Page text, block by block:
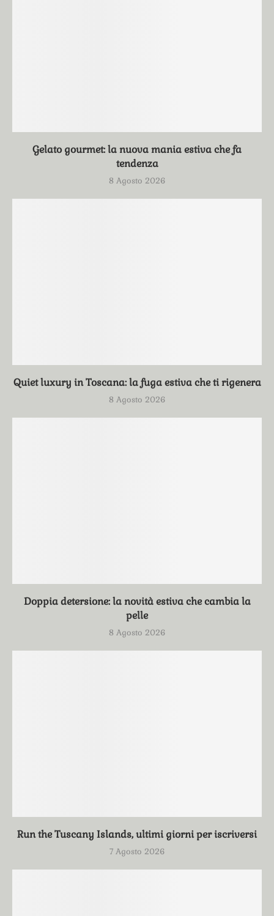
Gelato gourmet: la nuova mania estiva che fa
tendenza
8 Agosto 2026
Quiet luxury in Toscana: la fuga estiva che ti rigenera
8 Agosto 2026
Doppia detersione: la novità estiva che cambia la
pelle
8 Agosto 2026
Run the Tuscany Islands, ultimi giorni per iscriversi
7 Agosto 2026